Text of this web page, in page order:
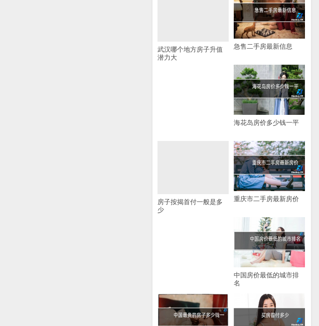
武汉哪个地方房子升值
潜力大
急售二手房最新信息
海花岛房价多少钱一平
房子按揭首付一般是多
少
重庆市二手房最新房价
中国房价最低的城市排
名